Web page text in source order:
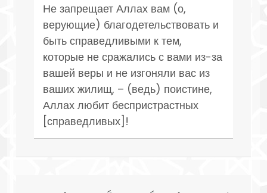
Не запрещает Аллах вам (о,
верующие) благодетельствовать и
быть справедливыми к тем,
которые не сражались с вами из-за
вашей веры и не изгоняли вас из
ваших жилищ, – (ведь) поистине,
Аллах любит беспристрастных
[справедливых]!